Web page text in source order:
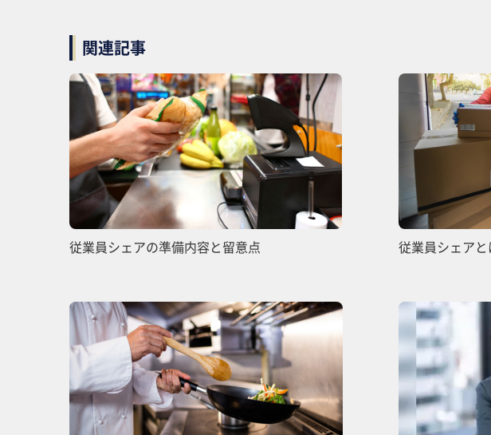
関連記事
従業員シェアの準備内容と留意点 従業員シェアと